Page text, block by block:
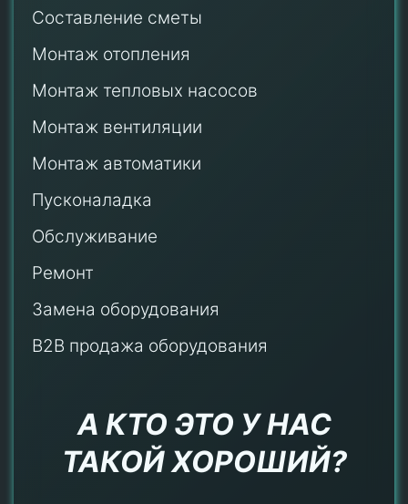
Составление сметы
Монтаж отопления
Монтаж тепловых насосов
Монтаж вентиляции
Монтаж автоматики
Пусконаладка
Обслуживание
Ремонт
Замена оборудования
B2B продажа оборудования
А КТО ЭТО У НАС
ТАКОЙ ХОРОШИЙ?